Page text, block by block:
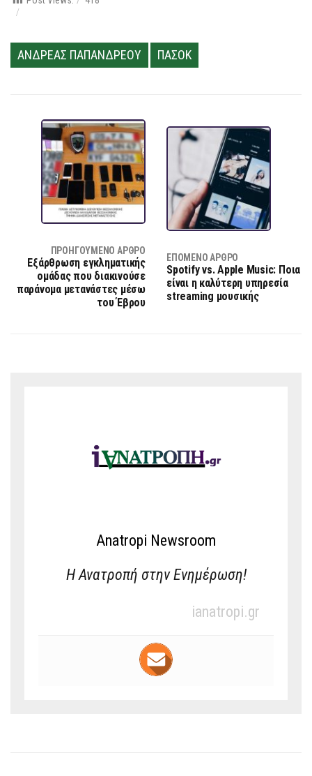
ΑΝΔΡΕΑΣ ΠΑΠΑΝΔΡΕΟΥ ΠΑΣΟΚ
ΠΡΟΗΓΟΎΜΕΝΟ ΆΡΘΡΟ
Εξάρθρωση εγκληματικής
ομάδας που διακινούσε
παράνομα μετανάστες μέσω
του Έβρου
ΕΠΌΜΕΝΟ ΆΡΘΡΟ
Spotify vs. Apple Music: Ποια
είναι η καλύτερη υπηρεσία
streaming μουσικής
Anatropi Newsroom
Η Ανατροπή στην Ενημέρωση!
ianatropi.gr